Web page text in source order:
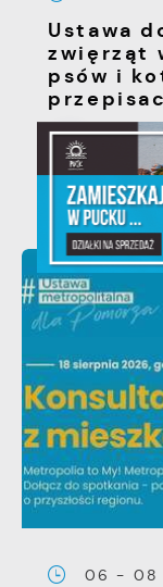
Ustawa
zwięrząt
psów i
06 - 08